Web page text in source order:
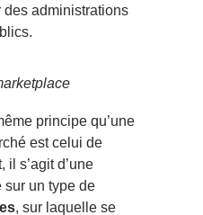
administrations
principe qu’une
est celui de
il s’agit d’une
sur un type de
, sur laquelle se